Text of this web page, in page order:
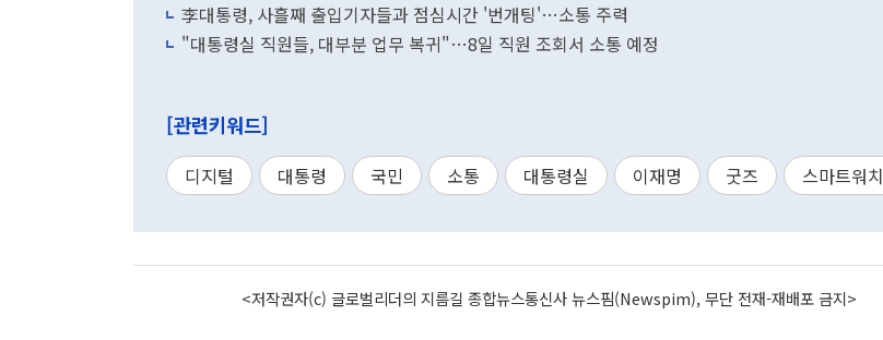
李대통령, 사흘째 출입기자들과 점심시간 '번개팅'…소통 주력
"대통령실 직원들, 대부분 업무 복귀"…8일 직원 조회서 소통 예정
[관련키워드]
디지털 대통령 국민 소통 대통령실 이재명 굿즈 스마트워치
<저작권자(c) 글로벌리더의 지름길 종합뉴스통신사 뉴스핌(Newspim), 무단 전재-재배포 금지>